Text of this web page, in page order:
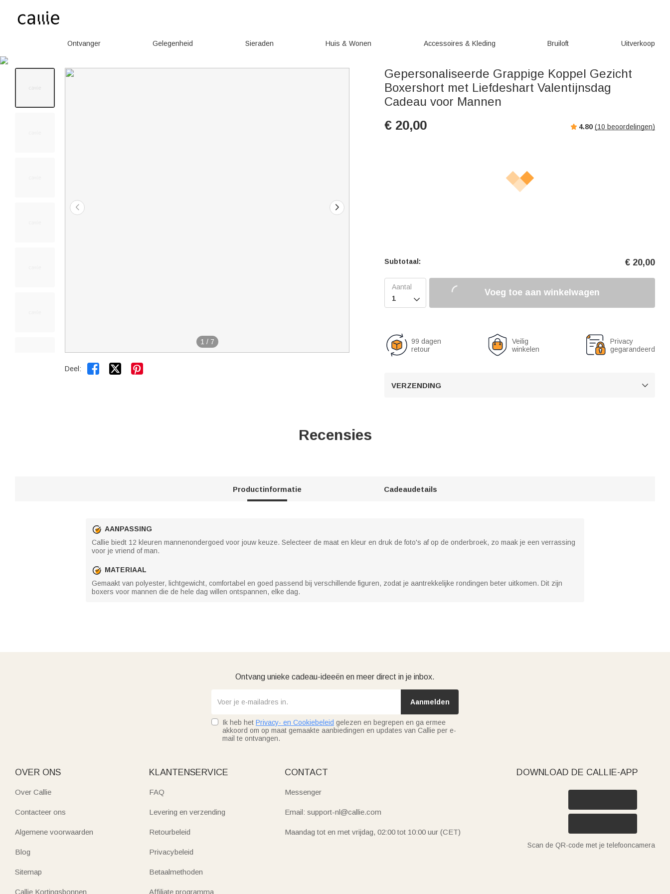
Ontvanger Gelegenheid Sieraden Huis & Wonen Accessoires & Kleding Bruiloft Uitverkoop
1 / 7
Deel:  
Gepersonaliseerde Grappige Koppel Gezicht
Boxershort met Liefdeshart Valentijnsdag
Cadeau voor Mannen
€ 20,00 4.80 (10 beoordelingen)
Subtotaal: € 20,00

Voeg toe aan winkelwagen
99 dagen
retour
Veilig
winkelen
Privacy
gegarandeerd
VERZENDING 
Recensies
Productinformatie Cadeaudetails
AANPASSING
Callie biedt 12 kleuren mannenondergoed voor jouw keuze. Selecteer de maat en kleur en druk de foto's af op de onderbroek, zo maak je een verrassing
voor je vriend of man.
MATERIAAL
Gemaakt van polyester, lichtgewicht, comfortabel en goed passend bij verschillende figuren, zodat je aantrekkelijke rondingen beter uitkomen. Dit zijn
boxers voor mannen die de hele dag willen ontspannen, elke dag.
Ontvang unieke cadeau-ideeën en meer direct in je inbox.
Aanmelden
Ik heb het Privacy- en Cookiebeleid gelezen en begrepen en ga ermee
akkoord om op maat gemaakte aanbiedingen en updates van Callie per e-
mail te ontvangen.
OVER ONS
Over Callie
Contacteer ons
Algemene voorwaarden
Blog
Sitemap
Callie Kortingsbonnen
KLANTENSERVICE
FAQ
Levering en verzending
Retourbeleid
Privacybeleid
Betaalmethoden
Affiliate programma
CONTACT
Messenger
Email: support-nl@callie.com
Maandag tot en met vrijdag, 02:00 tot 10:00 uur (CET)
DOWNLOAD DE CALLIE-APP
Scan de QR-code met je telefooncamera